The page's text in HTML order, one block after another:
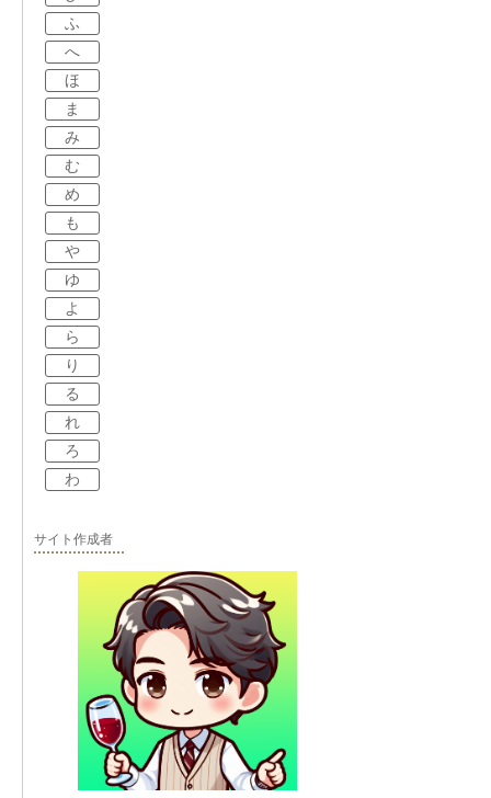
ふ
へ
ほ
ま
み
む
め
も
や
ゆ
よ
ら
り
る
れ
ろ
わ
サイト作成者